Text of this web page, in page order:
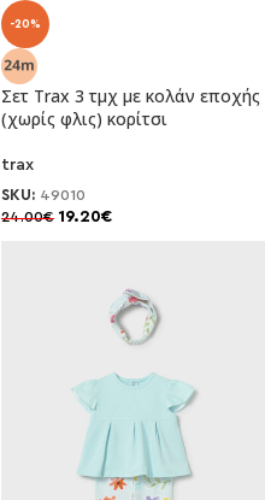
-20%
Σετ Trax 3 τμχ με κολάν εποχής
(χωρίς φλις) κορίτσι
trax
SKU: 49010
24.00€ 19.20€